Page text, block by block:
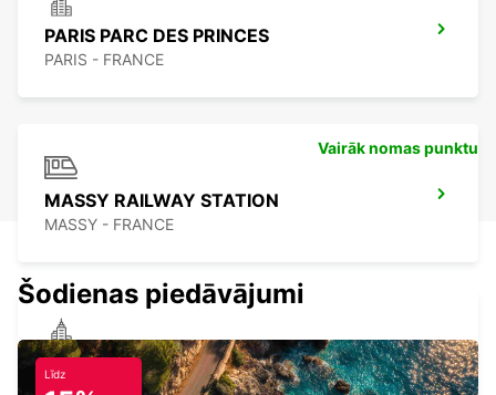
PARIS PARC DES PRINCES
PARIS - FRANCE
MASSY RAILWAY STATION
MASSY - FRANCE
PARIS ETOILE FOCH
PARIS - FRANCE
Vairāk nomas punktu
Šodienas piedāvājumi
Līdz